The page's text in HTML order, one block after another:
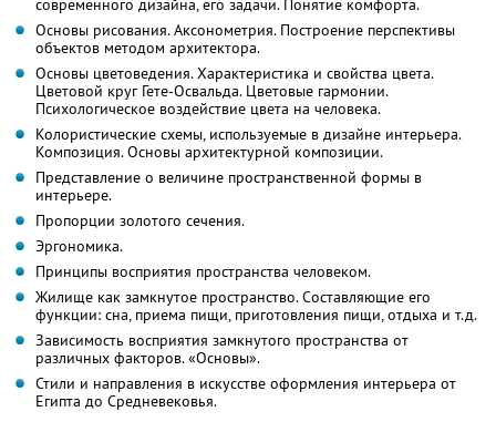
современного дизайна, его задачи. Понятие комфорта.
Основы рисования. Аксонометрия. Построение перспективы
объектов методом архитектора.
Основы цветоведения. Характеристика и свойства цвета.
Цветовой круг Гете-Освальда. Цветовые гармонии.
Психологическое воздействие цвета на человека.
Колористические схемы, используемые в дизайне интерьера.
Композиция. Основы архитектурной композиции.
Представление о величине пространственной формы в
интерьере.
Пропорции золотого сечения.
Эргономика.
Принципы восприятия пространства человеком.
Жилище как замкнутое пространство. Составляющие его
функции: сна, приема пищи, приготовления пищи, отдыха и т.д.
Зависимость восприятия замкнутого пространства от
различных факторов. «Основы».
Стили и направления в искусстве оформления интерьера от
Египта до Средневековья.